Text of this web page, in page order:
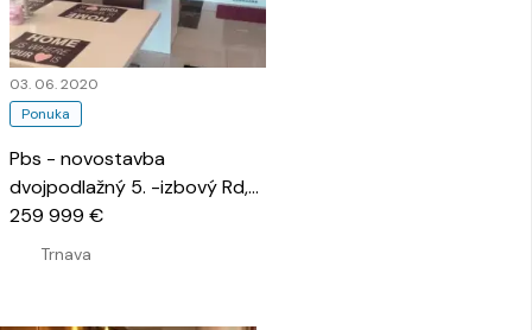
Ponuka
03. 06. 2020
Pbs - novostavba
dvojpodlažný 5. -izbový Rd,
kamenná cesta
Trnava
259 999 €